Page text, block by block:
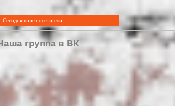
Сегодняшние посетители:
группа в ВК